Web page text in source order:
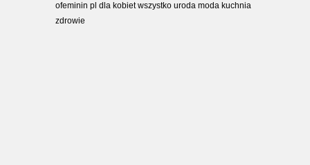
ofeminin pl dla kobiet wszystko uroda moda kuchnia
zdrowie